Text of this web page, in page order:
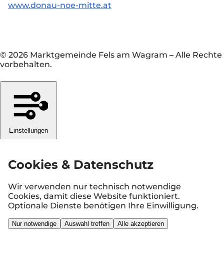
www.donau-noe-mitte.at
© 2026 Marktgemeinde Fels am Wagram – Alle Rechte
vorbehalten.
Einstellungen
Cookies & Datenschutz
Wir verwenden nur technisch notwendige
Cookies, damit diese Website funktioniert.
Optionale Dienste benötigen Ihre Einwilligung.
Nur notwendige Auswahl treffen Alle akzeptieren